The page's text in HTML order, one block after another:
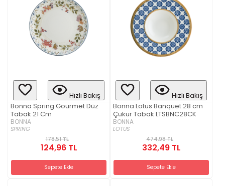
Hızlı Bakış
Bonna Spring Gourmet Düz
Tabak 21 Cm
BONNA
SPRING
178,51 TL
124,96 TL
Sepete Ekle
Hızlı Bakış
Bonna Lotus Banquet 28 cm
Çukur Tabak LTSBNC28CK
BONNA
LOTUS
474,98 TL
332,49 TL
Sepete Ekle